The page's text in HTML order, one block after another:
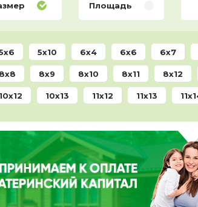
Площадь
5x10 6x4 6x6 6x7
8x9 8x10 8x11 8x12
10x13 11x12 11x13